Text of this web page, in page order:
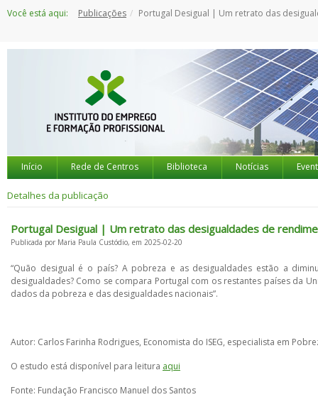
paraVocê está aqui: Publicações Portugal Desigual | Um retrato das desigualdades de rendimentos e da pobreza
Início Rede de Centros Biblioteca Notícias
Detalhes da publicação
Portugal Desigual | Um retrato das desigualdades de
Publicada por Maria Paula Custódio, em 2025-02-20
“Quão desigual é o país? A pobreza e as desigualdades estão a
desigualdades? Como se compara Portugal com os restantes países da
dados da pobreza e das desigualdades nacionais”.
Autor: Carlos Farinha Rodrigues, Economista do ISEG, especialista em
O estudo está disponível para leitura aqui
Fonte: Fundação Francisco Manuel dos Santos